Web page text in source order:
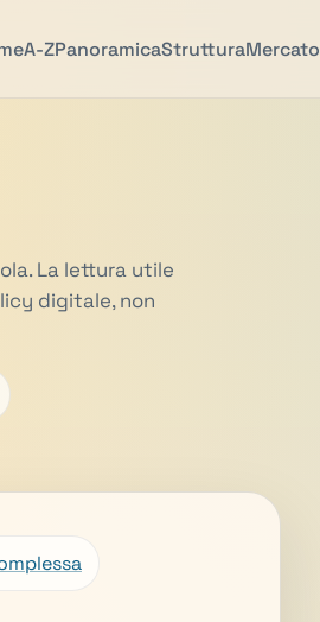
A-ZPanoramicaStrutturaMercato
La lettura utile
digitale, non